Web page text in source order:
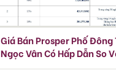
Giá Bán Prosper Phố Đông
Ngọc Vân Có Hấp Dẫn So
Trường Thủ Đức